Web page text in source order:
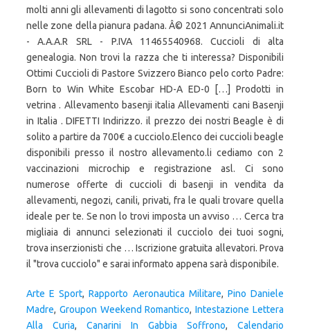
molti anni gli allevamenti di lagotto si sono concentrati solo
nelle zone della pianura padana. Â© 2021 AnnunciAnimali.it
- A.A.A.R SRL - P.IVA 11465540968. Cuccioli di alta
genealogia. Non trovi la razza che ti interessa? Disponibili
Ottimi Cuccioli di Pastore Svizzero Bianco pelo corto Padre:
Born to Win White Escobar HD-A ED-0 […] Prodotti in
vetrina . Allevamento basenji italia Allevamenti cani Basenji
in Italia . DIFETTI Indirizzo. il prezzo dei nostri Beagle è di
solito a partire da 700€ a cucciolo.Elenco dei cuccioli beagle
disponibili presso il nostro allevamento.li cediamo con 2
vaccinazioni microchip e registrazione asl. Ci sono
numerose offerte di cuccioli di basenji in vendita da
allevamenti, negozi, canili, privati, fra le quali trovare quella
ideale per te. Se non lo trovi imposta un avviso … Cerca tra
migliaia di annunci selezionati il cucciolo dei tuoi sogni,
trova inserzionisti che … Iscrizione gratuita allevatori. Prova
il "trova cucciolo" e sarai informato appena sarà disponibile.
Arte E Sport,Rapporto Aeronautica Militare, Pino Daniele
Madre, Groupon Weekend Romantico,Intestazione Lettera
Alla Curia, Canarini In Gabbia Soffrono, Calendario